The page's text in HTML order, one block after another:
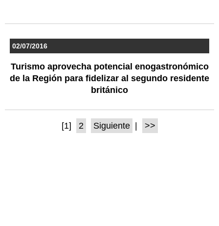
02/07/2016
Turismo aprovecha potencial enogastronómico
de la Región para fidelizar al segundo residente
británico
[1] 2 Siguiente | >>